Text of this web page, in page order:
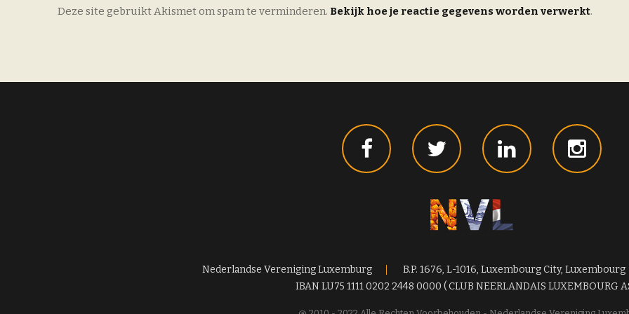
Deze site gebruikt Akismet om spam te verminderen. Bekijk hoe je reactie gegevens worden verwerkt.
Nederlandse Vereniging Luxemburg B.P. 1676, L-1016, Luxembourg City, Luxembourg
IBAN LU75 1111 0202 2448 0000 ( CLUB NEERLANDAIS LUXEMBOURG